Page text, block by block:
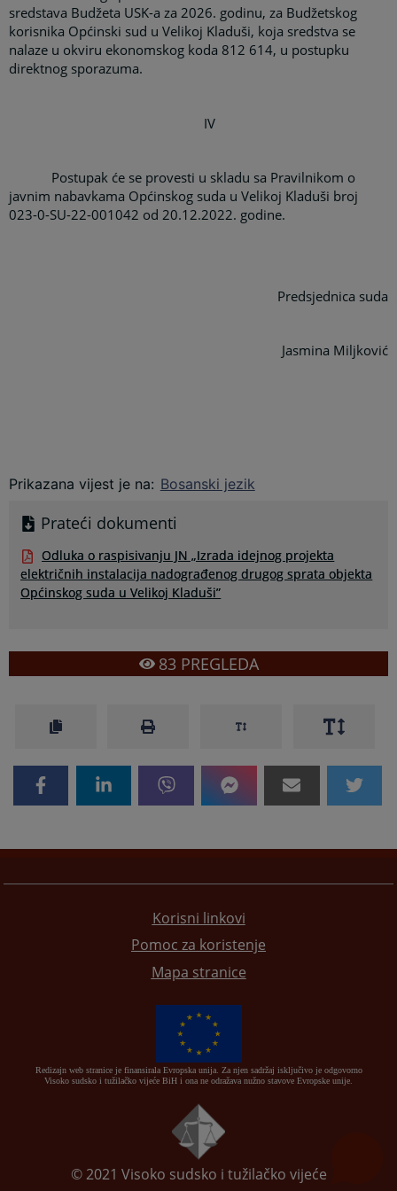
sredstava Budžeta USK-a za 2026. godinu, za Budžetskog
korisnika Općinski sud u Velikoj Kladuši, koja sredstva se
nalaze u okviru ekonomskog koda 812 614, u postupku
direktnog sporazuma.
IV
Postupak će se provesti u skladu sa Pravilnikom o
javnim nabavkama Općinskog suda u Velikoj Kladuši broj
023-0-SU-22-001042 od 20.12.2022. godine.
Predsjednica suda
Jasmina Miljković
Prikazana vijest je na: Bosanski jezik
Prateći dokumenti
Odluka o raspisivanju JN „Izrada idejnog projekta
električnih instalacija nadograđenog drugog sprata objekta
Općinskog suda u Velikoj Kladuši”
83PREGLEDA
Korisni linkovi
Pomoc za koristenje
Mapa stranice
Redizajn web stranice je finansirala Evropska unija. Za njen sadržaj isključivo je odgovorno
Visoko sudsko i tužilačko vijeće BiH i ona ne odražava nužno stavove Evropske unije.
© 2021 Visoko sudsko i tužilačko vijeće